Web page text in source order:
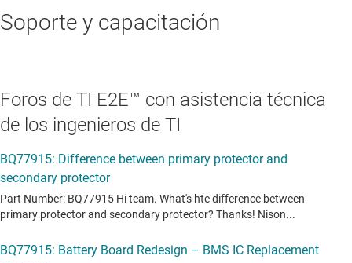
Soporte y capacitación
Foros de TI E2E™ con asistencia técnica
de los ingenieros de TI